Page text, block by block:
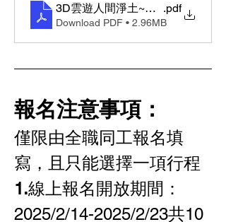
3D雲遊人間淨土~武界部落 經典
.pdf
Download PDF • 2.96MB
報名注意事項：
僅限由全職同工報名填
寫，且只能選擇一項行程
1.線上報名開放期間：
2025/2/14-2025/2/23共10